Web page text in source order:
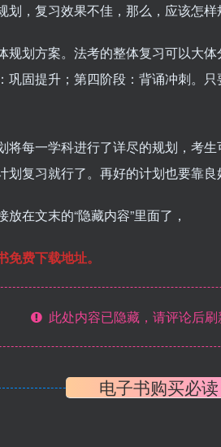
划，复习效果不佳，那么，应该怎样
规划方案。法考的整体复习可以大
巩固提升；第四阶段：背诵冲刺。
将每一学科进行了详尽的规划，考
复习就行了。再好的计划也要靠良
在文末的“隐藏内容”里面了，
费下载地址。
此处内容已隐藏，请评论后
电子书购买必读